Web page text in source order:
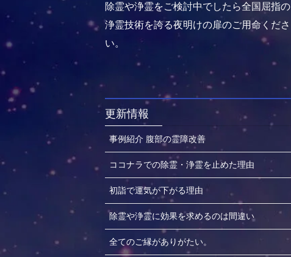
除霊や浄霊をご検討中でしたら全国屈指の
浄霊技術を誇る夜明けの扉のご用命くださ
い。
更新情報
事例紹介 腹部の霊障改善
ココナラでの除霊・浄霊を止めた理由
初詣で運気が下がる理由
除霊や浄霊に効果を求めるのは間違い
全てのご縁がありがたい。